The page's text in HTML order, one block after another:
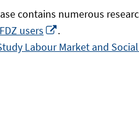
contains numerous
users
In
neuem
.
Labour Market and Social